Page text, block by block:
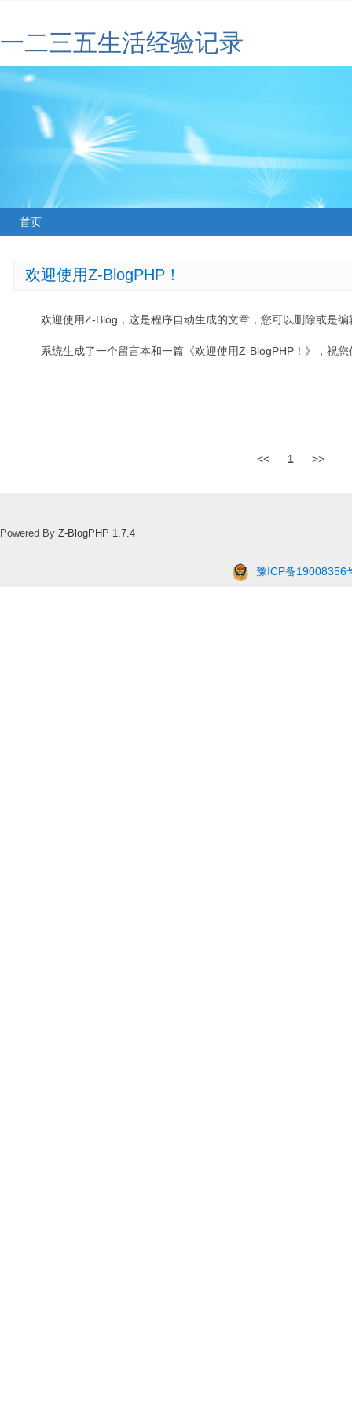
一二三五生活经验记录
首页
欢迎使用Z-BlogPHP！
欢迎使用Z-Blog，这是程序自动生成的文章，您可以删除或是编
系统生成了一个留言本和一篇《欢迎使用Z-BlogPHP！》，祝
<< 1 >>
Powered By Z-BlogPHP 1.7.4
豫ICP备19008356